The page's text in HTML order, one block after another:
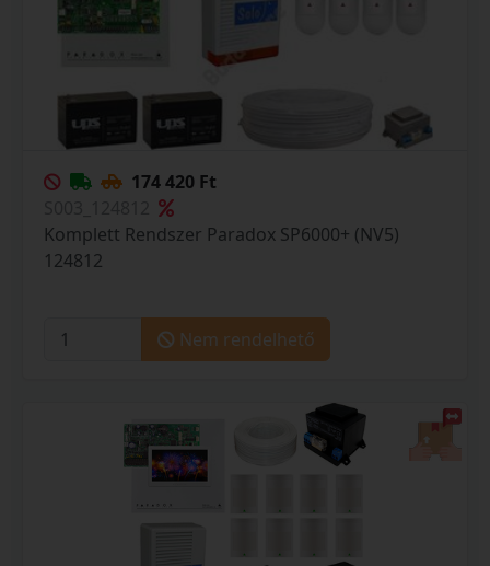
174 420 Ft
Komplett Rendszer Paradox SP6000+ (NV5)
124812
Nem rendelhető